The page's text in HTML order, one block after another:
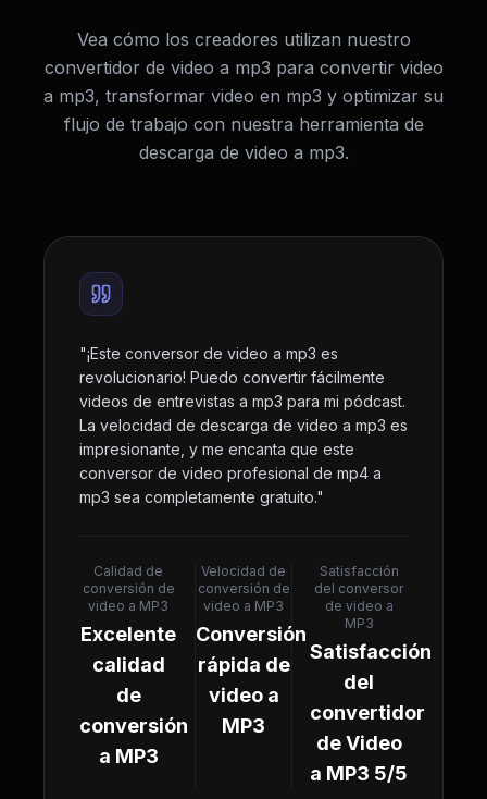
Vea cómo los creadores utilizan nuestro
convertidor de video a mp3 para convertir video
a mp3, transformar video en mp3 y optimizar su
flujo de trabajo con nuestra herramienta de
descarga de video a mp3.
"¡Este conversor de video a mp3 es
revolucionario! Puedo convertir fácilmente
videos de entrevistas a mp3 para mi pódcast.
La velocidad de descarga de video a mp3 es
impresionante, y me encanta que este
conversor de video profesional de mp4 a
mp3 sea completamente gratuito."
Calidad de
conversión de
video a MP3
Excelente
calidad
de
conversión
a MP3
Velocidad de
conversión de
video a MP3
Conversión
rápida de
video a
MP3
Satisfacción
del conversor
de video a
MP3
Satisfacción
del
convertidor
de Video
a MP3 5/5